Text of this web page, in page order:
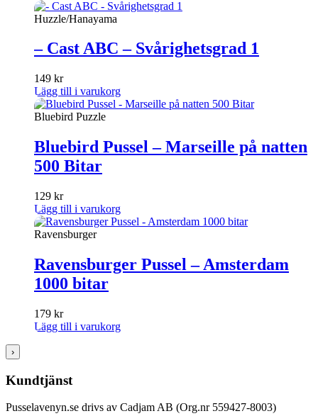
Huzzle/Hanayama
– Cast ABC – Svårighetsgrad 1
149 kr
Lägg till i varukorg
Bluebird Puzzle
Bluebird Pussel – Marseille på natten
500 Bitar
129 kr
Lägg till i varukorg
Ravensburger
Ravensburger Pussel – Amsterdam
1000 bitar
179 kr
Lägg till i varukorg
›
Kundtjänst
Pusselavenyn.se drivs av Cadjam AB (Org.nr 559427-8003)